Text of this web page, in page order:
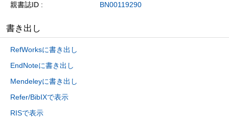
親書誌ID BN00119290
書き出し
RefWorksに書き出し
EndNoteに書き出し
Mendeleyに書き出し
Refer/BibIXで表示
RISで表示